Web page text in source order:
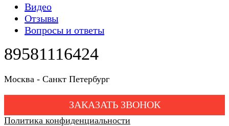
Видео
Отзывы
Вопросы и ответы
89581116424
Москва - Санкт Петербург
ЗАКАЗАТЬ ЗВОНОК
Политика конфиденциальности